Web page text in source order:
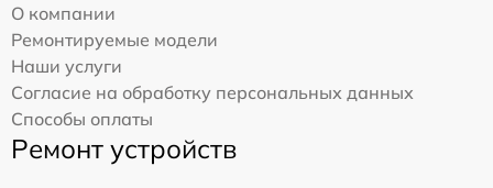
О компании
Ремонтируемые модели
Наши услуги
Согласие на обработку персональных данных
Способы оплаты
Ремонт устройств